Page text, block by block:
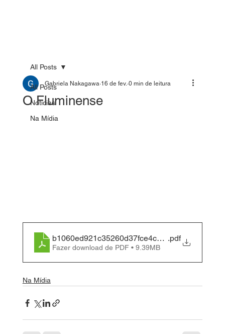
All Posts
Notícias
Na Mídia
All Posts
O Fluminense
Gabriela Nakagawa 16 de fev. 0 min de leitura
b1060ed921c35260d37fce4c43f4d675
.pdf
Fazer download de PDF • 9.39MB
Na Mídia